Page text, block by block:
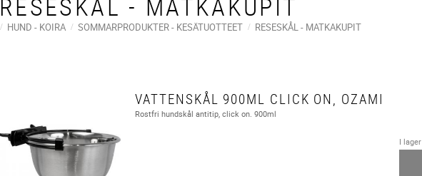
RESESKÅL - MATKAKUPIT
HUND - KOIRA SOMMARPRODUKTER - KESÄTUOTTEET RESESKÅL - MATKAKUPIT
VATTENSKÅL 900ML CLICK ON, OZAMI
Rostfri hundskål antitip, click on. 900ml
I lager